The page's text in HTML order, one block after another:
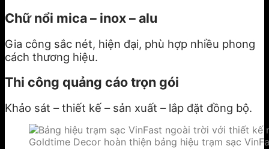
Chữ nổi mica – inox – alu
Gia công sắc nét, hiện đại, phù hợp nhiều phong
cách thương hiệu.
Thi công quảng cáo trọn gói
Khảo sát – thiết kế – sản xuất – lắp đặt đồng bộ.
Goldtime Decor hoàn thiện bảng hiệu trạm sạc